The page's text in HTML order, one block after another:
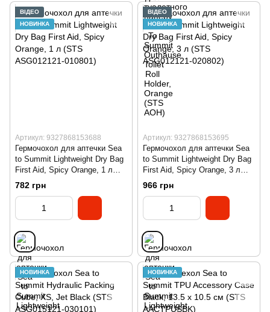
ВІДЕО
НОВИНКА
Артикул: 9327868153688
Гермочохол для аптечки Sea
to Summit Lightweight Dry Bag
First Aid, Spicy Orange, 1 л
(STS ASG012121-010801)
782 грн
ВІДЕО
НОВИНКА
Артикул: 9327868153695
Гермочохол для аптечки Sea
to Summit Lightweight Dry Bag
First Aid, Spicy Orange, 3 л
(STS ASG012121-020802)
966 грн
НОВИНКА НОВИНКА